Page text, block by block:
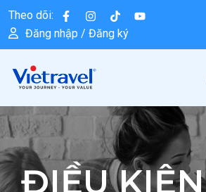
Theo dõi:
Đăng nhập / Đăng ký
ĐIỀU